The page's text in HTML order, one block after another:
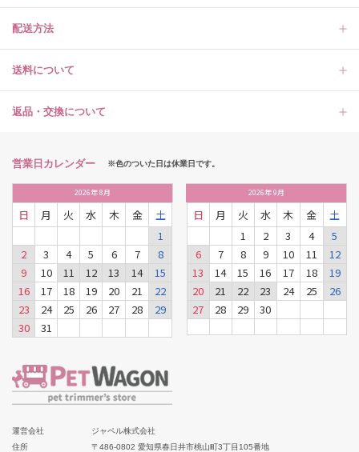
配送方法
送料について
返品・交換について
営業日カレンダー ※色のついた日は休業日です。
2026年8月
日 月 火 水 木 金
土
1
2
3 4 5 6 7
8
9
10 11 12 13 14
15
16
17 18 19 20 21
22
23
24 25 26 27 28
29
30
31
2026年9月
日 月 火 水 木 金
土
1
2 3 4
5
6
7 8 9 10 11
12
13
14 15 16 17 18
19
20
21 22 23 24 25
26
27
28 29 30
運営会社
ジャペル株式会社
住所
〒486-0802 愛知県春日井市桃山町3丁目105番地